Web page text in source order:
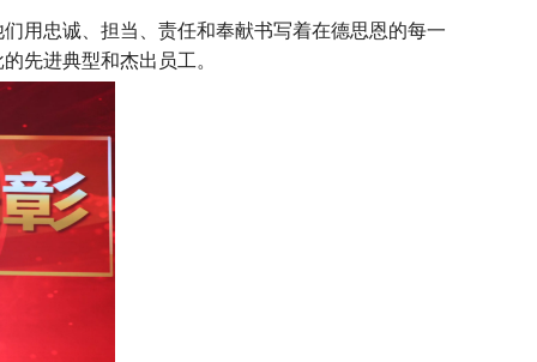
用忠诚、担当、责任和奉献书写着在德思恩的每一
先进典型和杰出员工。